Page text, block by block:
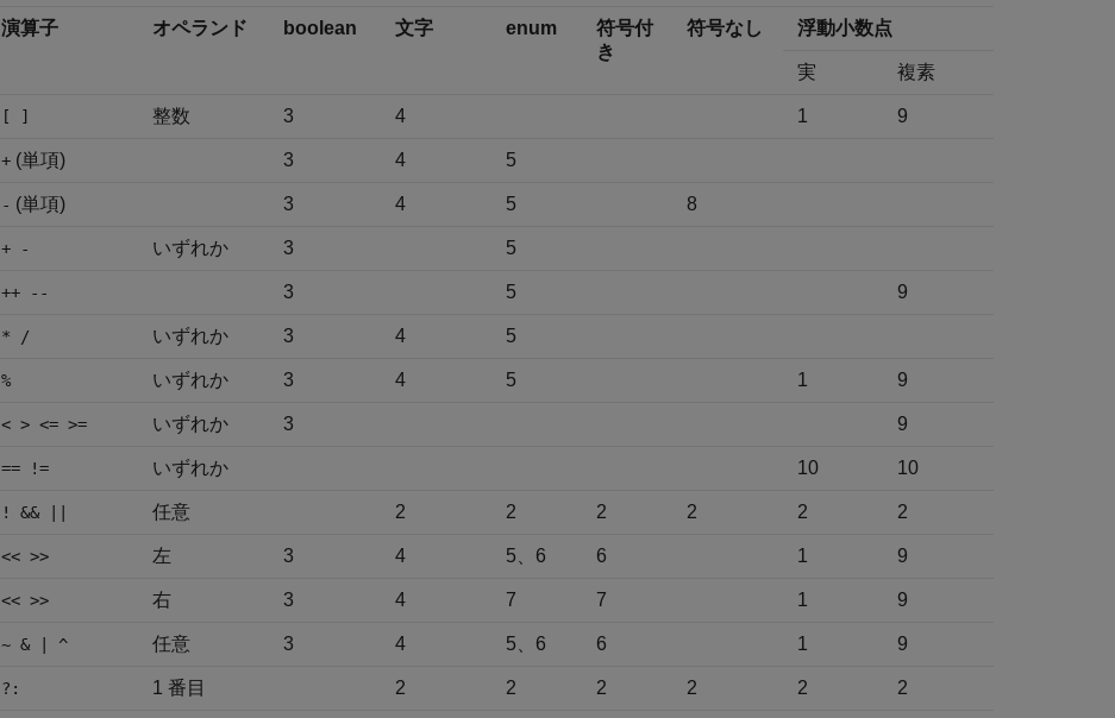
演算子 オペランド boolean 文字 enum
符号付
き
符号なし 浮動小数点
実 複素
[ ] 整数 3 4 1 9
+ (単項) 3 4 5
- (単項) 3 4 5 8
+ - いずれか 3 5
++ -- 3 5 9
* / いずれか 3 4 5
% いずれか 3 4 5 1 9
< > <= >= いずれか 3 9
== != いずれか 10 10
! && || 任意 2 2 2 2 2 2
<< >> 左 3 4 5、6 6 1 9
<< >> 右 3 4 7 7 1 9
~ & | ^ 任意 3 4 5、6 6 1 9
?: 1 番目 2 2 2 2 2 2